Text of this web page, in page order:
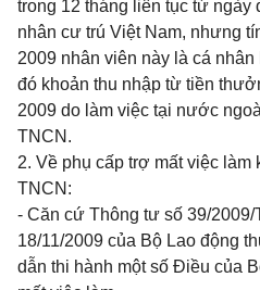
trong 12 tháng liên tục từ ngày
nhân cư trú Việt Nam, nhưng
2009 nhân viên này là cá
đó khoản thu nhập từ tiền
2009 do làm việc tại nước
TNCN.
2. Về phụ cấp trợ mất việc làm
TNCN:
- Căn cứ Thông tư số 39/
18/11/2009 của Bộ Lao động
dẫn thi hành một số Điều của